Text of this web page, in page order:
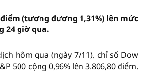
(tương đương 1,31%) lên mức
24 giờ qua.
hôm qua (ngày 7/11), chỉ số Dow
500 cộng 0,96% lên 3.806,80 điểm.